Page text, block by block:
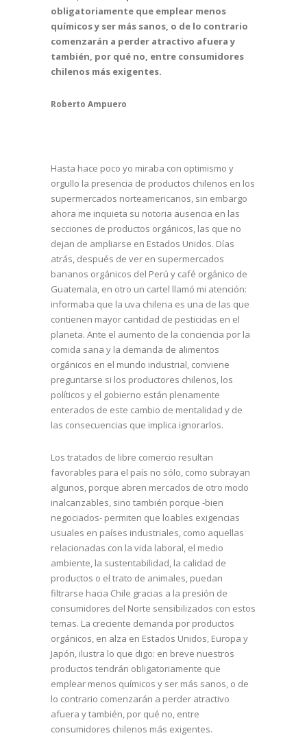
obligatoriamente que emplear menos
químicos y ser más sanos, o de lo contrario
comenzarán a perder atractivo afuera y
también, por qué no, entre consumidores
chilenos más exigentes.
Roberto Ampuero
Hasta hace poco yo miraba con optimismo y
orgullo la presencia de productos chilenos en los
supermercados norteamericanos, sin embargo
ahora me inquieta su notoria ausencia en las
secciones de productos orgánicos, las que no
dejan de ampliarse en Estados Unidos. Días
atrás, después de ver en supermercados
bananos orgánicos del Perú y café orgánico de
Guatemala, en otro un cartel llamó mi atención:
informaba que la uva chilena es una de las que
contienen mayor cantidad de pesticidas en el
planeta. Ante el aumento de la conciencia por la
comida sana y la demanda de alimentos
orgánicos en el mundo industrial, conviene
preguntarse si los productores chilenos, los
políticos y el gobierno están plenamente
enterados de este cambio de mentalidad y de
las consecuencias que implica ignorarlos.
Los tratados de libre comercio resultan
favorables para el país no sólo, como subrayan
algunos, porque abren mercados de otro modo
inalcanzables, sino también porque -bien
negociados- permiten que loables exigencias
usuales en países industriales, como aquellas
relacionadas con la vida laboral, el medio
ambiente, la sustentabilidad, la calidad de
productos o el trato de animales, puedan
filtrarse hacia Chile gracias a la presión de
consumidores del Norte sensibilizados con estos
temas. La creciente demanda por productos
orgánicos, en alza en Estados Unidos, Europa y
Japón, ilustra lo que digo: en breve nuestros
productos tendrán obligatoriamente que
emplear menos químicos y ser más sanos, o de
lo contrario comenzarán a perder atractivo
afuera y también, por qué no, entre
consumidores chilenos más exigentes.